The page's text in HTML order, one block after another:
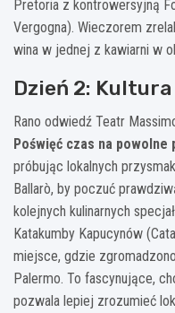
Pretoria z kontrowersyjną
Vergogna). Wieczorem
wina w jednej z kawiarni w
Dzień 2:
Rano odwiedź Teatr
Poświęć czas na
próbując lokalnych
Ballarò, by poczuć
kolejnych kulinarnych
Katakumby Kapucynów
miejsce, gdzie
Palermo. To fascynujące,
pozwala lepiej zrozumieć